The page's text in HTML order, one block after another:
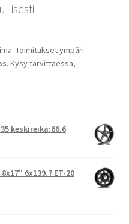
Toimitukset ympäri
. Kysy tarvittaessa,
keskireikä:66.6
6x139.7 ET-20